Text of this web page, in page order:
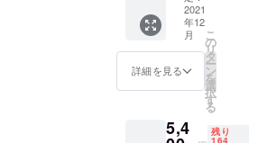
の違い
を徹底
解説！
・茶農
家別煎
茶5種飲
み比べ
がつい
ていま
2021
年12
月
詳細を見る
こ
の
リ
タ
ー
ン
を
選
択
す
る
5,4 残り
164